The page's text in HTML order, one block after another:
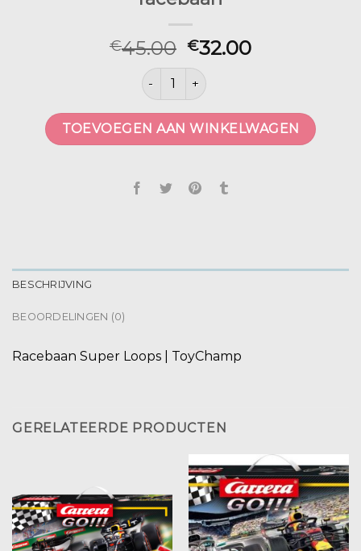
€45.00 €32.00
racebaan aantal
TOEVOEGEN AAN WINKELWAGEN
BESCHRIJVING
BEOORDELINGEN (0)
Racebaan Super Loops | ToyChamp
GERELATEERDE PRODUCTEN